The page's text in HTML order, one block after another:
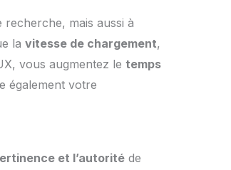
recherche, mais aussi à
la vitesse de chargement,
vous augmentez le temps
également votre
et l’autoritéde